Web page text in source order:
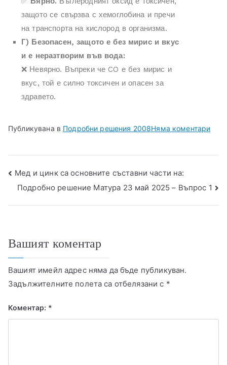
защото се свързва с хемоглобина и пречи
на транспорта на кислород в организма.
Г) Безопасен, защото е без мирис и вкус
и е неразтворим във вода:
❌ Невярно. Въпреки че CO е без мирис и
вкус, той е силно токсичен и опасен за
здравето.
Публикувана в Подробни решения 2008Няма коментари
Мед и цинк са основните съставни части на:
Подробно решение Матура 23 май 2025 – Въпрос 1
Вашият коментар
Вашият имейл адрес няма да бъде публикуван.
Задължителните полета са отбелязани с *
Коментар: *